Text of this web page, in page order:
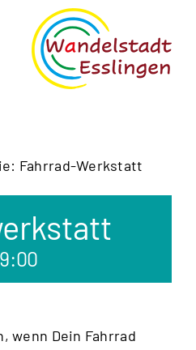
Fahrrad-Werkstatt
wenn Dein Fahrrad